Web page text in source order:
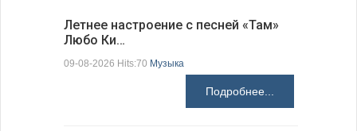
Летнее настроение с песней «Там»
Любо Ки…
09-08-2026 Hits:70 Музыка
Подробнее...